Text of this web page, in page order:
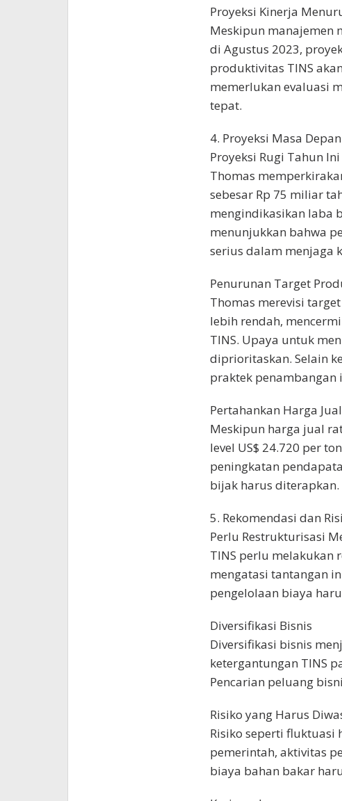
Proyeksi Kinerja
Meskipun manajemen
di Agustus 2023,
produktivitas TINS
memerlukan evaluasi
tepat.
4. Proyeksi Masa Depan
Proyeksi Rugi Tahun Ini
Thomas
sebesar Rp 75 miliar
mengindikasikan laba
menunjukkan bahwa
serius dalam menjaga
Penurunan Target
Thomas merevisi
lebih rendah,
TINS. Upaya untuk
diprioritaskan. Selain
praktek penambangan
Pertahankan Harga
Meskipun harga jual
level US$ 24.720 per
peningkatan
bijak harus diterapkan.
5. Rekomendasi dan
Perlu Restrukturisasi
TINS perlu melakukan
mengatasi tantangan
pengelolaan biaya
Diversifikasi Bisnis
Diversifikasi bisnis
ketergantungan TINS
Pencarian peluang
Risiko yang Harus
Risiko seperti fluktuasi
pemerintah, aktivitas
biaya bahan bakar